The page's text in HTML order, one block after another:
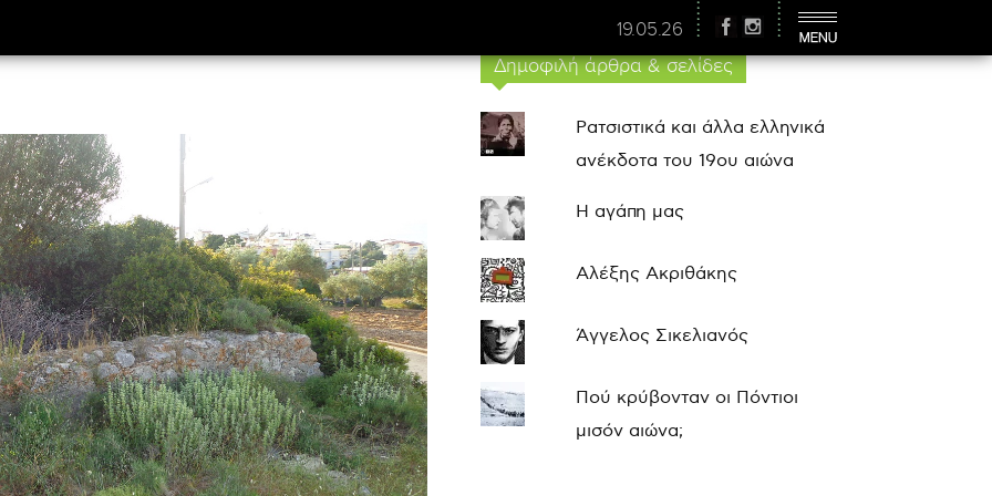
19.05.26
Δημοφιλή άρθρα & σελίδες
Ρατσιστικά και άλλα ελληνικά
ανέκδοτα του 19ου αιώνα
Η αγάπη μας
Αλέξης Ακριθάκης
Άγγελος Σικελιανός
Πού κρύβονταν οι Πόντιοι
μισόν αιώνα;